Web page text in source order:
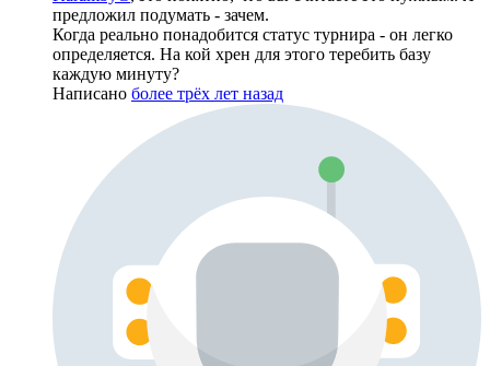
предложил подумать - зачем.
Когда реально понадобится статус турнира - он легко
определяется. На кой хрен для этого теребить базу
каждую минуту?
Написано более трёх лет назад